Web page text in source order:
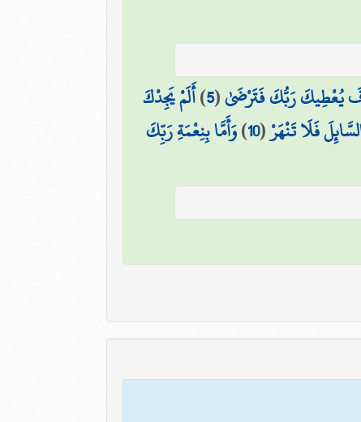
يُعْطِيكَ رَبُّكَ فَتَرْضَىٰ(
5
)أَلَمْ يَجِدْكَ
فَلَا تَنْهَرْ(
10
)وَأَمَّا بِنِعْمَةِ رَبِّكَ